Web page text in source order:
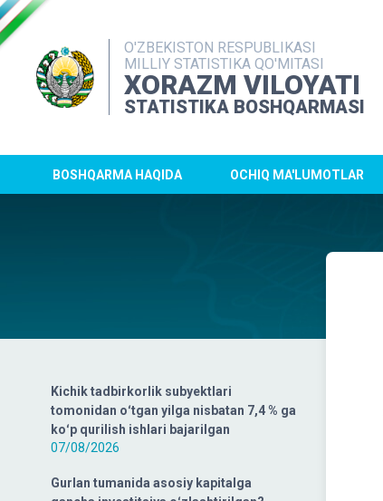
O'ZBEKISTON RESPUBLIKASI
MILLIY STATISTIKA QO'MITASI
XORAZM VILOYATI
STATISTIKA BOSHQARMASI
BOSHQARMA HAQIDA OCHIQ MA'LUMOTLAR
Kichik tadbirkorlik subyektlari
tomonidan oʻtgan yilga nisbatan 7,4 % ga
koʻp qurilish ishlari bajarilgan
07/08/2026
Gurlan tumanida asosiy kapitalga